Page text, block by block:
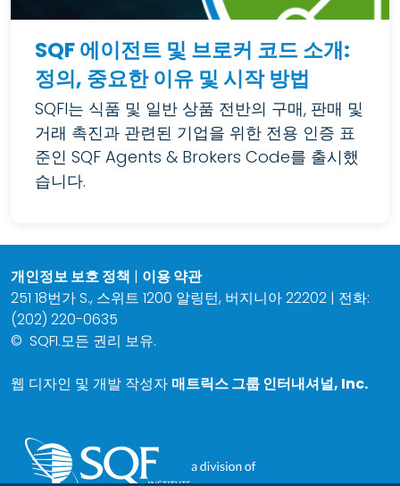
SQF 에이전트 및 브로커 코드 소개:
정의, 중요한 이유 및 시작 방법
SQFI는 식품 및 일반 상품 전반의 구매, 판매 및
거래 촉진과 관련된 기업을 위한 전용 인증 표
준인 SQF Agents & Brokers Code를 출시했
습니다.
개인정보 보호 정책 | 이용 약관
251 18번가 S., 스위트 1200 알링턴, 버지니아 22202 | 전화:
(202) 220-0635
© SQFI.모든 권리 보유.
웹 디자인 및 개발 작성자 매트릭스 그룹 인터내셔널, Inc.